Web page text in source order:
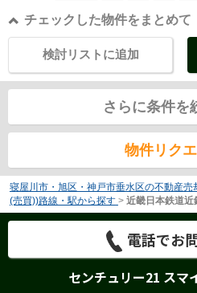
チェックした物件をまとめて
検討リストに追加
さらに条件を
物件リク
寝屋川市・旭区・神戸市垂水区の不動産
(売買))路線・駅から探す > 近畿日本鉄道近
電話でお
センチュリー21 スマ